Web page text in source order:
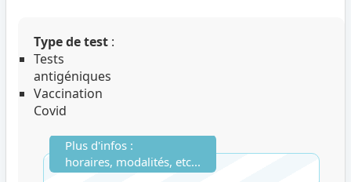
Type de test :
Tests
antigéniques
Vaccination
Covid
Plus d'infos :
horaires, modalités, etc...